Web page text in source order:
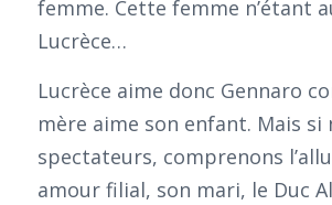
femme. Cette femme n’étant
Lucrèce…
Lucrèce aime donc Gennaro
mère aime son enfant. Mais si
spectateurs, comprenons
amour filial, son mari, le Duc